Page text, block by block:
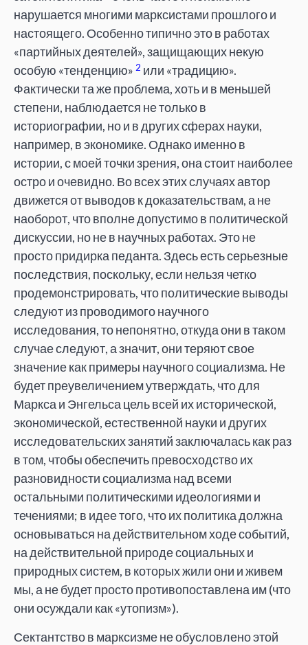
нарушается многими марксистами прошлого и
настоящего. Особенно типично это в работах
«партийных деятелей», защищающих некую
особую «тенденцию» 2 или «традицию».
Фактически та же проблема, хоть и в меньшей
степени, наблюдается не только в
историографии, но и в других сферах науки,
например, в экономике. Однако именно в
истории, с моей точки зрения, она стоит наиболее
остро и очевидно. Во всех этих случаях автор
движется от выводов к доказательствам, а не
наоборот, что вполне допустимо в политической
дискуссии, но не в научных работах. Это не
просто придирка педанта. Здесь есть серьезные
последствия, поскольку, если нельзя четко
продемонстрировать, что политические выводы
следуют из проводимого научного
исследования, то непонятно, откуда они в таком
случае следуют, а значит, они теряют свое
значение как примеры научного социализма. Не
будет преувеличением утверждать, что для
Маркса и Энгельса цель всей их исторической,
экономической, естественной науки и других
исследовательских занятий заключалась как раз
в том, чтобы обеспечить превосходство их
разновидности социализма над всеми
остальными политическими идеологиями и
течениями; в идее того, что их политика должна
основываться на действительном ходе событий,
на действительной природе социальных и
природных систем, в которых жили они и живем
мы, а не будет просто противопоставлена им (что
они осуждали как «утопизм»).
Сектантство в марксизме не обусловлено этой